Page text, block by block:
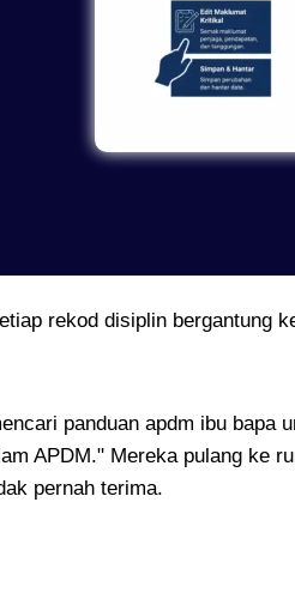
rekod disiplin bergantung
panduan apdm ibu bapa
APDM." Mereka pulang ke
pernah terima.